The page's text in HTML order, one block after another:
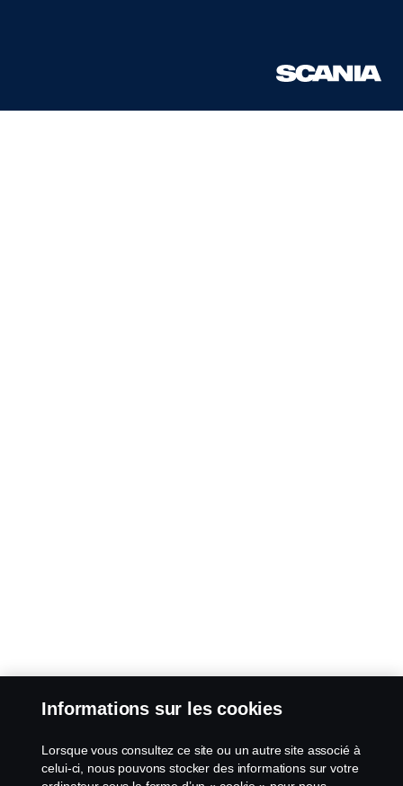
Informations sur les cookies
Lorsque vous consultez ce site ou un autre site associé à
celui-ci, nous pouvons stocker des informations sur votre